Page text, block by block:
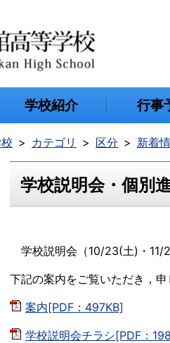
学校紹介 行事
カテゴリ 区分 新着
学校説明会・個別
学校説明会（10/23(土)・11/
下記の案内をご覧いただき，
案内[PDF：497KB]
学校説明会チラシ[PDF：